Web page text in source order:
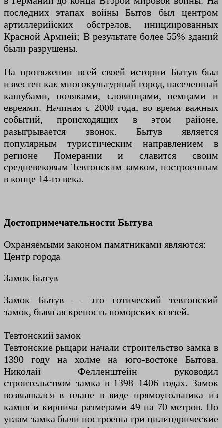
последних этапах войны Бытов был центром
артиллерийских обстрелов, инициированных
Красной Армией; В результате более 55% зданий
были разрушены.
На протяжении всей своей истории Бытув был
известен как многокультурный город, населенный
кашубами, поляками, словинцами, немцами и
евреями. Начиная с 2000 года, во время важных
событий, происходящих в этом районе,
разыгрывается звонок. Бытув является
популярным туристическим направлением в
регионе Померании и славится своим
средневековым Тевтонским замком, построенным
в конце 14-го века.
Достопримечательности Бытува
Охраняемыми законом памятниками являются:
Центр города
Замок Бытув
Замок Бытув — это готический тевтонский
замок, бывшая крепость поморских князей.
Тевтонский замок
Тевтонские рыцари начали строительство замка в
1390 году на холме на юго-востоке Бытова.
Николай Фелленштейн руководил
строительством замка в 1398–1406 годах. Замок
возвышался в плане в виде прямоугольника из
камня и кирпича размерами 49 на 70 метров. По
углам замка были построены три цилиндрические